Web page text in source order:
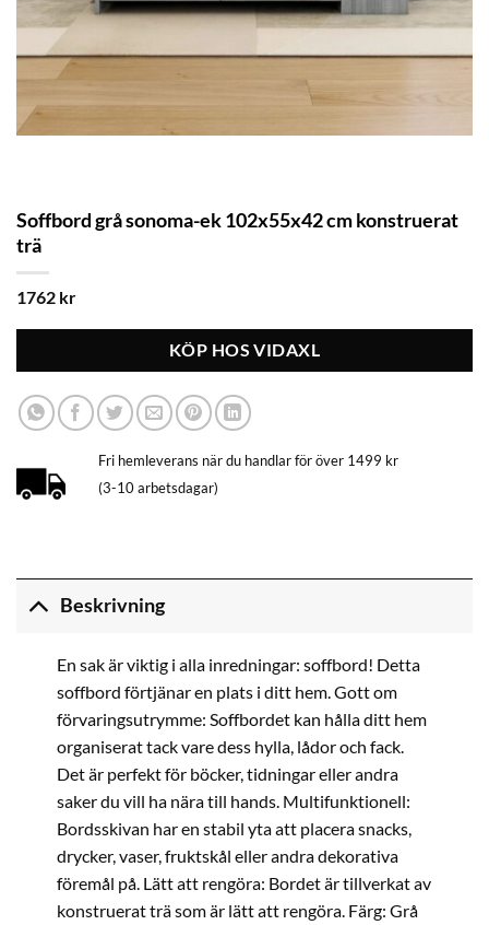
Soffbord grå sonoma-ek 102x55x42 cm konstruerat
trä
1762 kr
KÖP HOS VIDAXL
Fri hemleverans när du handlar för över 1499 kr
(3-10 arbetsdagar)
Beskrivning
En sak är viktig i alla inredningar: soffbord! Detta
soffbord förtjänar en plats i ditt hem. Gott om
förvaringsutrymme: Soffbordet kan hålla ditt hem
organiserat tack vare dess hylla, lådor och fack.
Det är perfekt för böcker, tidningar eller andra
saker du vill ha nära till hands. Multifunktionell:
Bordsskivan har en stabil yta att placera snacks,
drycker, vaser, fruktskål eller andra dekorativa
föremål på. Lätt att rengöra: Bordet är tillverkat av
konstruerat trä som är lätt att rengöra. Färg: Grå